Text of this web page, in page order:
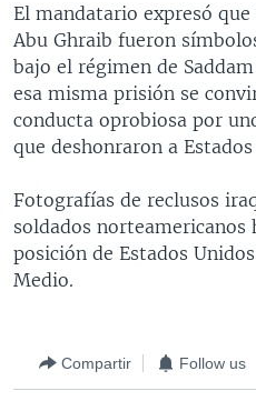
TECNOLOGÍA
DEPORTES
CIENCIA Y SALUD
FOTOGRAFÍA
AUDIOS
EL MUNDO AL DÍA
FORO INTERAMERICANO
VISIÓN 360
LAS CLAVES
RADIO
AVANCE INFORMATIVO
AUDIONOTICIAS
BUENOS DÍAS AMÉRICA
EL MUNDO AL DÍA [RADIO]
FORO [RADIO]
DEPORTIVO INTERNACIONAL
ENTRETENIMIENTO
DIRECT
DOCUMENTALES DE LA VOA
Learning English
SÍGANOS
El mandatario expresó
Abu Ghraib fueron
bajo el régimen de
esa misma prisión se
conducta oprobiosa por
que deshonraron a
Fotografías de reclusos
soldados norteamericanos
posición de Estados
Medio.
Compartir Follow us